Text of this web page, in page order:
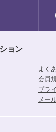
ョン
よく
会員
プラ
メー